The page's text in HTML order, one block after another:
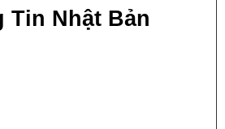
Tin Nhật Bản